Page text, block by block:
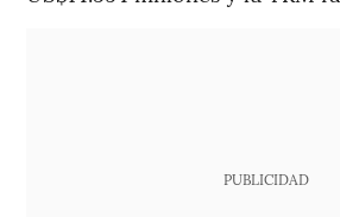
PUBLICIDAD